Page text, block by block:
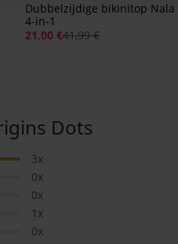
Dubbelzijdige bikinitop Nala
4-in-1
21,00 €41,99 €
Dots
3x
0x
0x
1x
0x